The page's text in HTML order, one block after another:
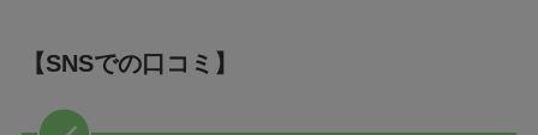
【SNSでの口コミ】